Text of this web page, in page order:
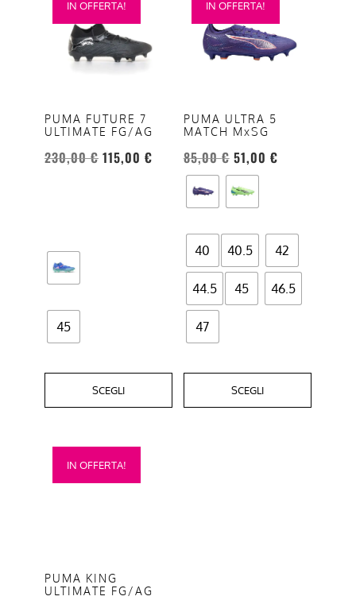
IN OFFERTA!
PUMA FUTURE 7
ULTIMATE FG/AG
230,00€ 115,00 €
45
SCEGLI
prodotto
varianti.
opzioni
possono
essere
prodotto
IN OFFERTA!
PUMA ULTRA 5
MATCH MxSG
85,00€ 51,00 €
40 40.5 42
44.5 45 46.5
47
SCEGLI
prodotto
opzioni
possono
essere
scelte
nella
del
prodotto
IN OFFERTA!
PUMA KING
ULTIMATE FG/AG
Questo
prodotto
opzioni
possono